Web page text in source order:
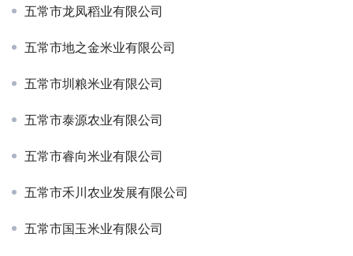
五常市龙凤稻业有限公司
五常市地之金米业有限公司
五常市圳粮米业有限公司
五常市泰源农业有限公司
五常市睿向米业有限公司
五常市禾川农业发展有限公司
五常市国玉米业有限公司